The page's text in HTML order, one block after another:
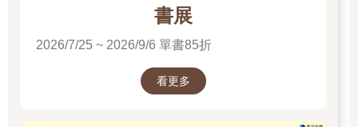
書展
2026/7/25 ~ 2026/9/6 單書85折
看更多